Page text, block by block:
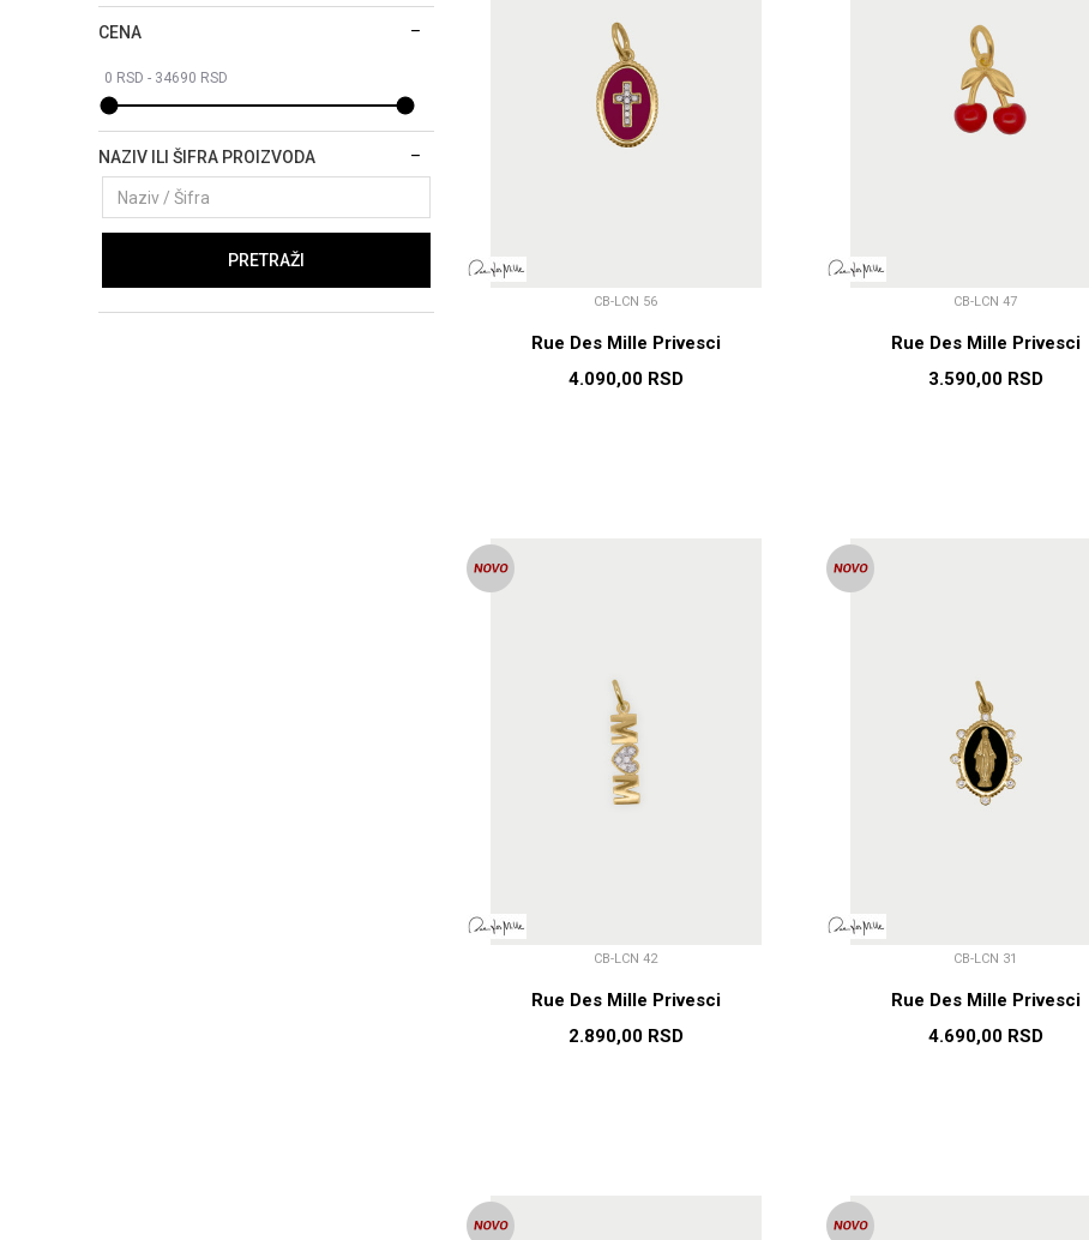
CENA
NAZIV ILI ŠIFRA PROIZVODA
PRETRAŽI
CB-LCN 56
Rue Des Mille Privesci
4.090,00 RSD
CB-LCN 47
Rue Des Mille Privesci
3.590,00 RSD
CB-LCN 42
Rue Des Mille Privesci
2.890,00 RSD
CB-LCN 31
Rue Des Mille Privesci
4.690,00 RSD